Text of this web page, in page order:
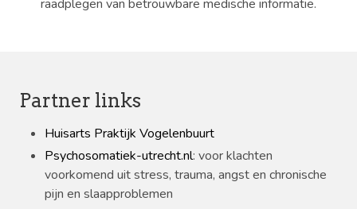
raadplegen van betrouwbare medische informatie.
Partner links
Huisarts Praktijk Vogelenbuurt
Psychosomatiek-utrecht.nl: voor klachten
voorkomend uit stress, trauma, angst en chronische
pijn en slaapproblemen